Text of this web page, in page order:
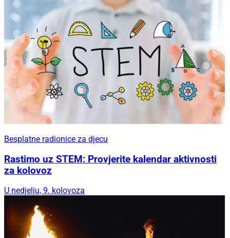
Besplatne radionice za djecu
Rastimo uz STEM: Provjerite kalendar aktivnosti
za kolovoz
U nedjelju, 9. kolovoza